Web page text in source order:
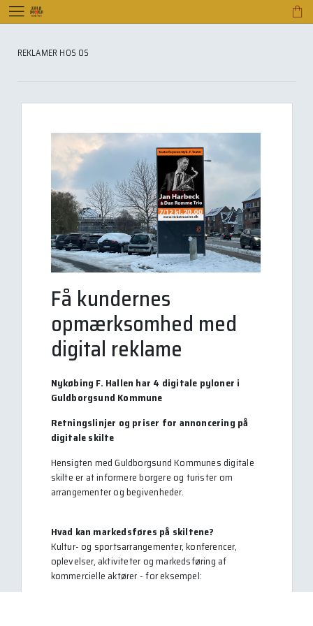
menu shopping_bag
REKLAMER HOS OS
Få kundernes
opmærksomhed med
digital reklame
Nykøbing F. Hallen har 4 digitale pyloner i
Guldborgsund Kommune
Retningslinjer og priser for annoncering på
digitale skilte
Hensigten med Guldborgsund Kommunes digitale
skilte er at informere borgere og turister om
arrangementer og begivenheder.
Hvad kan markedsføres på skiltene?
Kultur- og sportsarrangementer, konferencer,
oplevelser, aktiviteter og markedsføring af
kommercielle aktører - for eksempel: